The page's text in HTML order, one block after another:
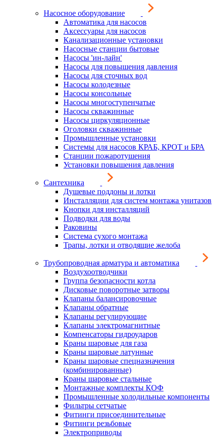
Насосное оборудование
Автоматика для насосов
Аксессуары для насосов
Канализационные установки
Насосные станции бытовые
Насосы 'ин-лайн'
Насосы для повышения давления
Насосы для сточных вод
Насосы колодезные
Насосы консольные
Насосы многоступенчатые
Насосы скважинные
Насосы циркуляционные
Оголовки скважинные
Промышленные установки
Системы для насосов КРАБ, КРОТ и БРА
Станции пожаротушения
Установки повышения давления
Сантехника
Душевые поддоны и лотки
Инсталляции для систем монтажа унитазов
Кнопки для инсталляций
Подводки для воды
Раковины
Система сухого монтажа
Трапы, лотки и отводящие желоба
Трубопроводная арматура и автоматика
Воздухоотводчики
Группа безопасности котла
Дисковые поворотные затворы
Клапаны балансировочные
Клапаны обратные
Клапаны регулирующие
Клапаны электромагнитные
Компенсаторы гидроударов
Краны шаровые для газа
Краны шаровые латунные
Краны шаровые спецназначения
(комбинированные)
Краны шаровые стальные
Монтажные комплекты КОФ
Промышленные холодильные компоненты
Фильтры сетчатые
Фитинги присоединительные
Фитинги резьбовые
Электроприводы